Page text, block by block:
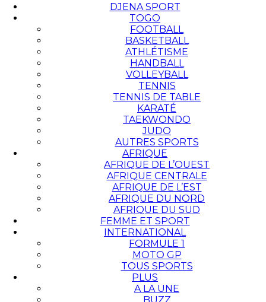
DJENA SPORT
TOGO
FOOTBALL
BASKETBALL
ATHLÉTISME
HANDBALL
VOLLEYBALL
TENNIS
TENNIS DE TABLE
KARATÉ
TAEKWONDO
JUDO
AUTRES SPORTS
AFRIQUE
AFRIQUE DE L’OUEST
AFRIQUE CENTRALE
AFRIQUE DE L’EST
AFRIQUE DU NORD
AFRIQUE DU SUD
FEMME ET SPORT
INTERNATIONAL
FORMULE 1
MOTO GP
TOUS SPORTS
PLUS
A LA UNE